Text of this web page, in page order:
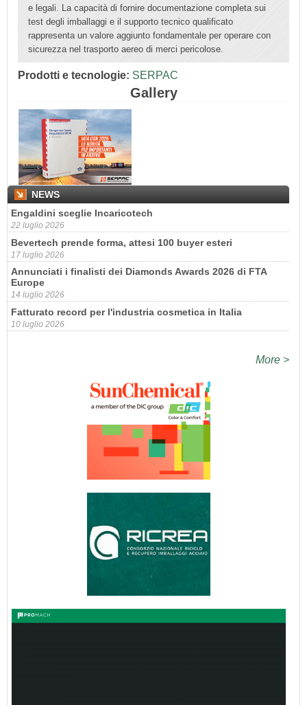
e legali. La capacità di fornire documentazione completa sui
test degli imballaggi e il supporto tecnico qualificato
rappresenta un valore aggiunto fondamentale per operare con
sicurezza nel trasporto aereo di merci pericolose.
Prodotti e tecnologie: SERPAC
Gallery
NEWS
Engaldini sceglie Incaricotech
22 luglio 2026
Bevertech prende forma, attesi 100 buyer esteri
17 luglio 2026
Annunciati i finalisti dei Diamonds Awards 2026 di FTA
Europe
14 luglio 2026
Fatturato record per l'industria cosmetica in Italia
10 luglio 2026
More >